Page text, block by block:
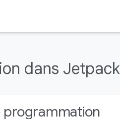
dans Jetpack
programmation